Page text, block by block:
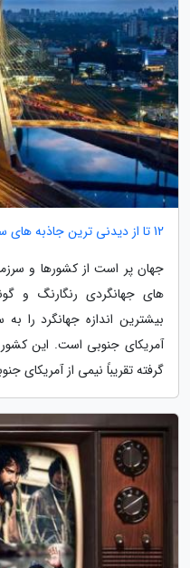
12 تا از دیدنی ترین جاذبه های سائوپائولو برزیل
جهان پر است از کشورها و
های جهانگردی رنگارنگ و
بیشترین اندازه جهانگرد را
آمریکای جنوبی است. این
گرفته تقریباً نیمی از آمریکای